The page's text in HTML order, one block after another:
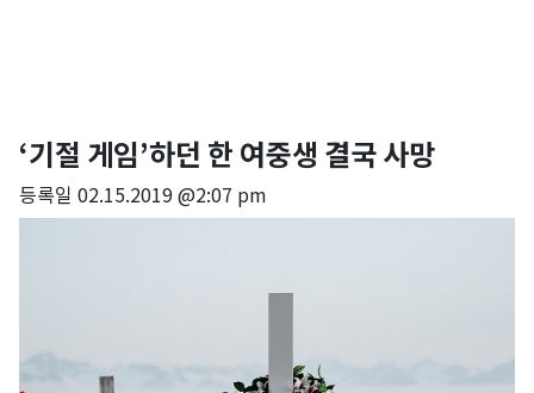
‘기절 게임’하던 한 여중생 결국 사망
등록일 02.15.2019 @2:07 pm